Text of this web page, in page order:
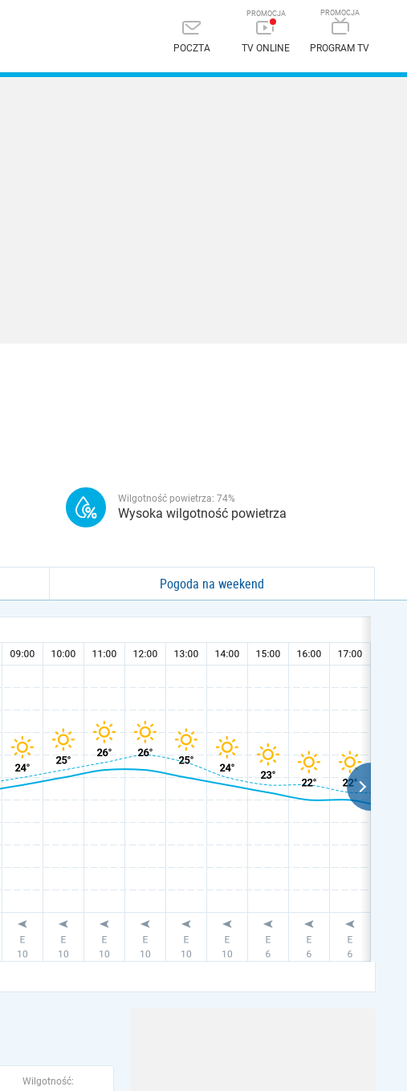
POCZTA TV ONLINE PROGRAM TV
Wilgotność powietrza: 74%
Wysoka wilgotność powietrza
Pogoda na weekend
Wilgotność: